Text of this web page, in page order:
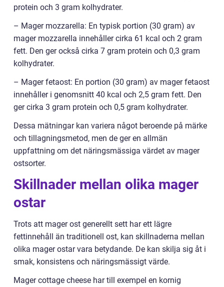
protein och 3 gram kolhydrater.
– Mager mozzarella: En typisk portion (30 gram) av
mager mozzarella innehåller cirka 61 kcal och 2 gram
fett. Den ger också cirka 7 gram protein och 0,3 gram
kolhydrater.
– Mager fetaost: En portion (30 gram) av mager fetaost
innehåller i genomsnitt 40 kcal och 2,5 gram fett. Den
ger cirka 3 gram protein och 0,5 gram kolhydrater.
Dessa mätningar kan variera något beroende på märke
och tillagningsmetod, men de ger en allmän
uppfattning om det näringsmässiga värdet av mager
ostsorter.
Skillnader mellan olika mager
ostar
Trots att mager ost generellt sett har ett lägre
fettinnehåll än traditionell ost, kan skillnaderna mellan
olika mager ostar vara betydande. De kan skilja sig åt i
smak, konsistens och näringsmässigt värde.
Mager cottage cheese har till exempel en kornig